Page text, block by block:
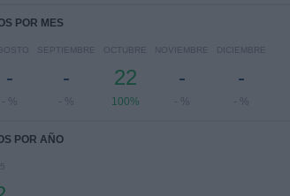
POR MES
-
- %
SEPTIEMBRE
-
- %
OCTUBRE
22
100%
NOVIEMBRE
-
- %
DICIEMBRE
-
- %
POR AÑO